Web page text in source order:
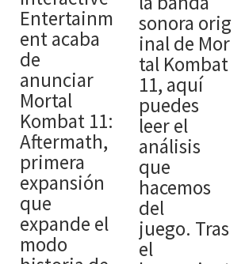
Entertainm
ent acaba
de
anunciar
Mortal
Kombat 11:
Aftermath,
primera
expansión
que
expande el
modo
sonora orig
inal de Mor
tal Kombat
11, aquí
puedes
leer el
análisis
que
hacemos
del
juego. Tras
el